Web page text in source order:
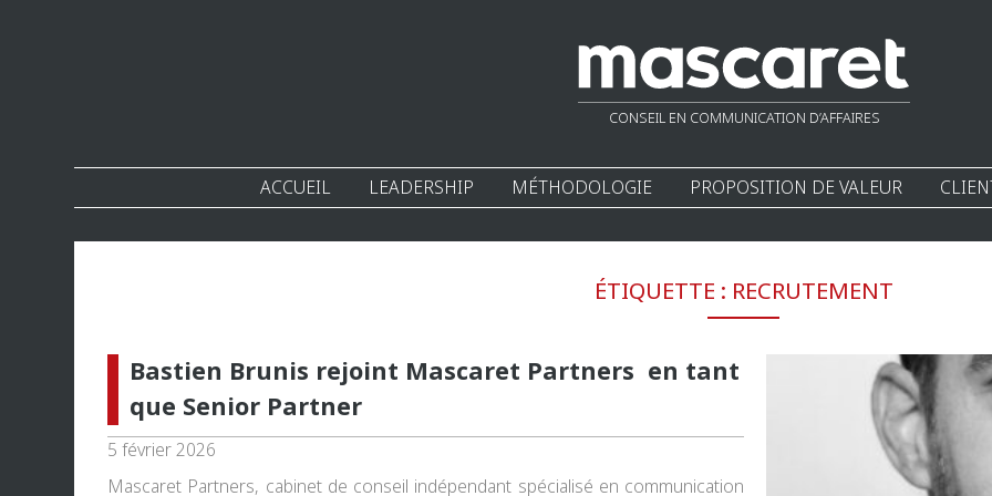
CONSEIL EN COMMUNICATION D’AFFAIRES
ACCUEIL LEADERSHIP MÉTHODOLOGIE PROPOSITION DE VALEUR
ÉTIQUETTE : RECRUTEMENT
Bastien Brunis rejoint Mascaret Partners en tant
que Senior Partner
5 février 2026
Mascaret Partners, cabinet de conseil indépendant spécialisé en communication